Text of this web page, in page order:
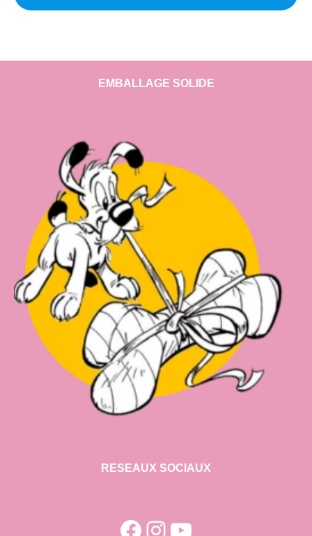
EMBALLAGE SOLIDE
RESEAUX SOCIAUX
Facebook
Instagram
YouTube